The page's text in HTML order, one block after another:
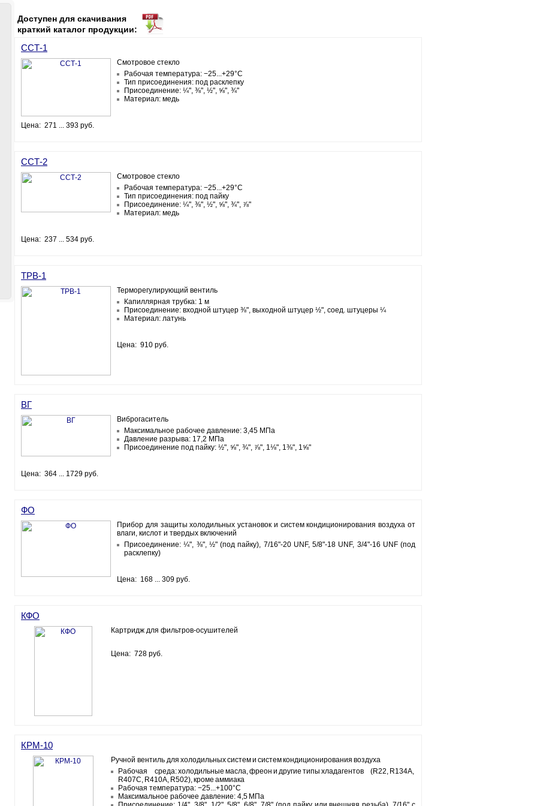
Доступен для скачивания
краткий каталог продукции:
ССТ-1
Смотровое стекло
Рабочая температура: −25...+29°С
Тип присоединения: под расклепку
Присоединение: ¼", ⅜", ½", ⅝", ¾"
Материал: медь
Цена: 271 ... 393 руб.
ССТ-2
Смотровое стекло
Рабочая температура: −25...+29°С
Тип присоединения: под пайку
Присоединение: ¼", ⅜", ½", ⅝", ¾", ⅞"
Материал: медь
Цена: 237 ... 534 руб.
ТРВ-1
Терморегулирующий вентиль
Капиллярная трубка: 1 м
Присоединение: входной штуцер ⅜", выходной штуцер ½", соед. штуцеры ¼
Материал: латунь
Цена: 910 руб.
ВГ
Виброгаситель
Максимальное рабочее давление: 3,45 МПа
Давление разрыва: 17,2 МПа
Присоединение под пайку: ½", ⅝", ¾", ⅞", 1⅛", 1⅜", 1⅝"
Цена: 364 ... 1729 руб.
ФО
Прибор для защиты холодильных установок и систем кондиционирования воздуха от
влаги, кислот и твердых включений
Присоединение: ¼", ⅜", ½" (под пайку), 7/16"-20 UNF, 5/8"-18 UNF, 3/4"-16 UNF (под
расклепку)
Цена: 168 ... 309 руб.
КФО
Картридж для фильтров-осушителей
Цена: 728 руб.
КРМ-10
Ручной вентиль для холодильных систем и систем кондиционирования воздуха
Рабочая среда: холодильные масла, фреон и другие типы хладагентов (R22, R134A,
R407C, R410A, R502), кроме аммиака
Рабочая температура: −25...+100°C
Максимальное рабочее давление: 4,5 МПа